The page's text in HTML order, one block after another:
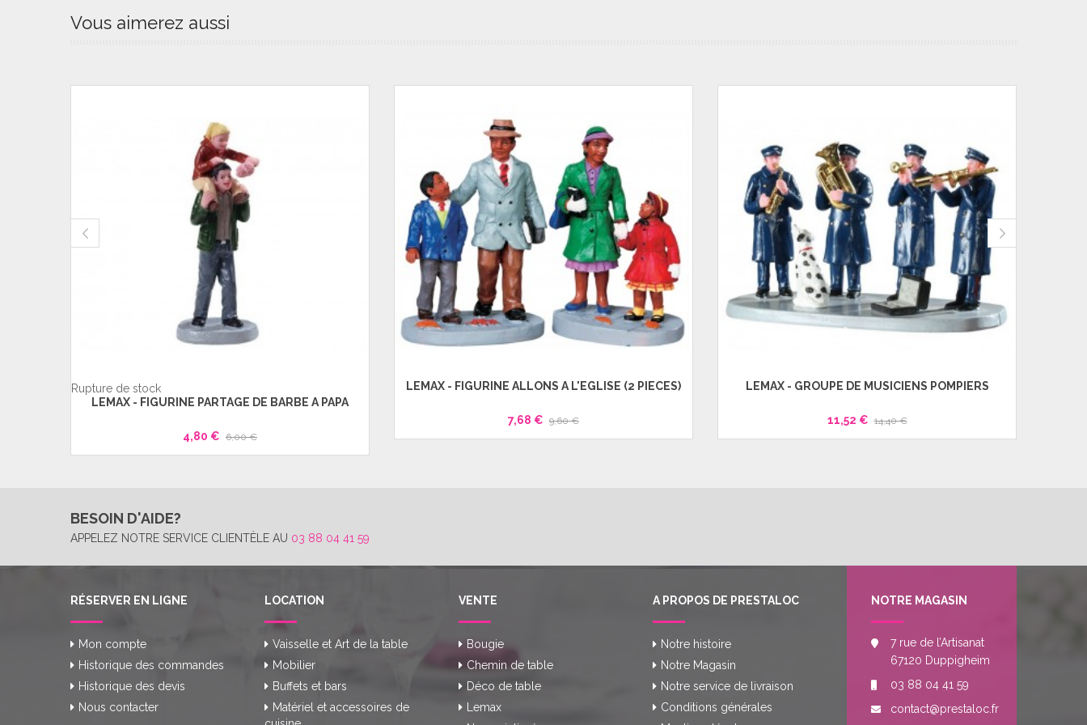
Vous aimerez aussi
Rupture de stock
LEMAX - FIGURINE PARTAGE DE BARBE A PAPA
4,80 € 6,00 €
LEMAX - FIGURINE ALLONS A L'EGLISE (2 PIECES)
7,68 € 9,60 €
LEMAX - GROUPE DE MUSICIENS POMPIERS
11,52 € 14,40 €
BESOIN D'AIDE?
APPELEZ NOTRE SERVICE CLIENTÈLE AU 03 88 04 41 59
RÉSERVER EN LIGNE
Mon compte
Historique des commandes
Historique des devis
Nous contacter
LOCATION
Vaisselle et Art de la table
Mobilier
Buffets et bars
Matériel et accessoires de
VENTE
Bougie
Chemin de table
Déco de table
Lemax
A PROPOS DE PRESTALOC
Notre histoire
Notre Magasin
Notre service de livraison
Conditions générales
NOTRE MAGASIN
7 rue de l’Artisanat
67120 Duppigheim
03 88 04 41 59
contact@prestaloc.fr